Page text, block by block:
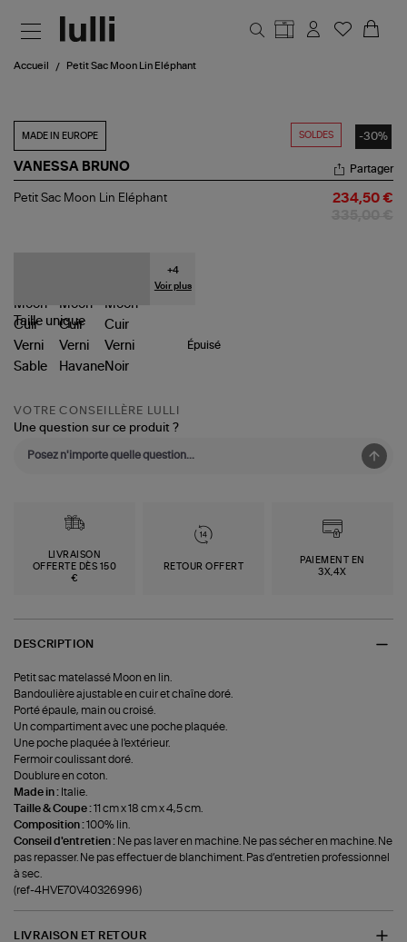
Accueil Petit Sac Moon Lin Eléphant
SOLDES -30%
MADE IN EUROPE
VANESSA BRUNO
Petit
Partager
Petit Sac Moon Lin Eléphant 234,50 €
+4
Voir plus
Taille unique
Épuisé
VOTRE CONSEILLÈRE LULLI
Une question sur ce produit ?
LIVRAISON
OFFERTE DÈS 150
€
RETOUR OFFERT
PAIEMENT EN
3X,4X
DESCRIPTION
Petit sac matelassé Moon en lin.
Bandoulière ajustable en cuir et chaîne doré.
Porté épaule, main ou croisé.
Un compartiment avec une poche plaquée.
Une poche plaquée à l'extérieur.
Fermoir coulissant doré.
Doublure en coton.
Made in : Italie.
Taille & Coupe :11 cm x 18 cm x 4,5 cm.
Composition :100% lin.
Conseil d'entretien : Ne pas laver en machine. Ne pas sécher en machine. Ne
pas repasser. Ne pas effectuer de blanchiment. Pas d’entretien professionnel
à sec.
(ref-4HVE70V40326996)
LIVRAISON ET RETOUR